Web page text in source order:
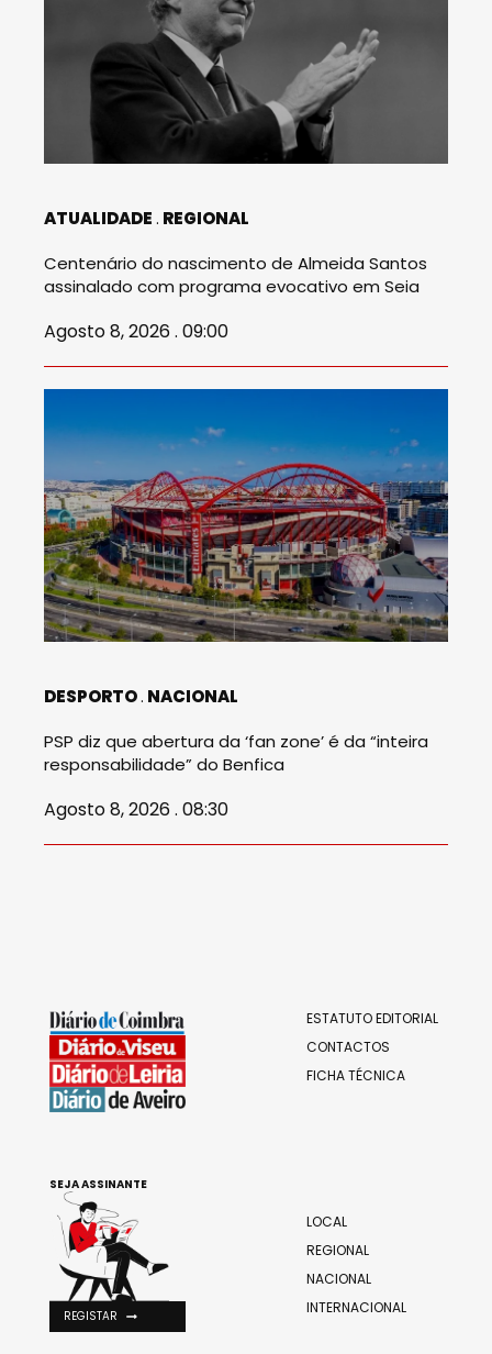
ATUALIDADE REGIONAL
Centenário do nascimento de Almeida Santos
assinalado com programa evocativo em Seia
Agosto 8, 2026 . 09:00
DESPORTO NACIONAL
PSP diz que abertura da ‘fan zone’ é da “inteira
responsabilidade” do Benfica
Agosto 8, 2026 . 08:30
ESTATUTO EDITORIAL
CONTACTOS
FICHA TÉCNICA
LOCAL
REGIONAL
NACIONAL
INTERNACIONAL
SEJA ASSINANTE
REGISTAR